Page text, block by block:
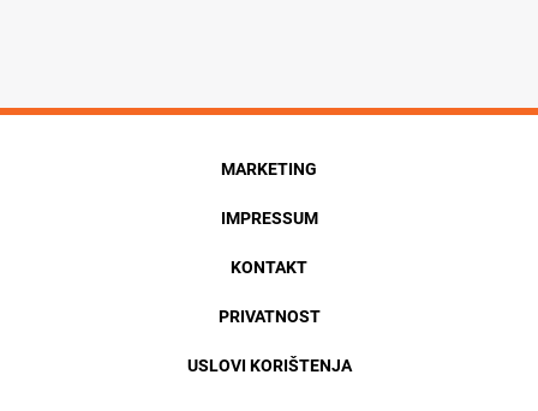
MARKETING
IMPRESSUM
KONTAKT
PRIVATNOST
USLOVI KORIŠTENJA